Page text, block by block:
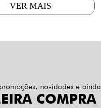
VER MAIS
novidades e ainda
COMPRA